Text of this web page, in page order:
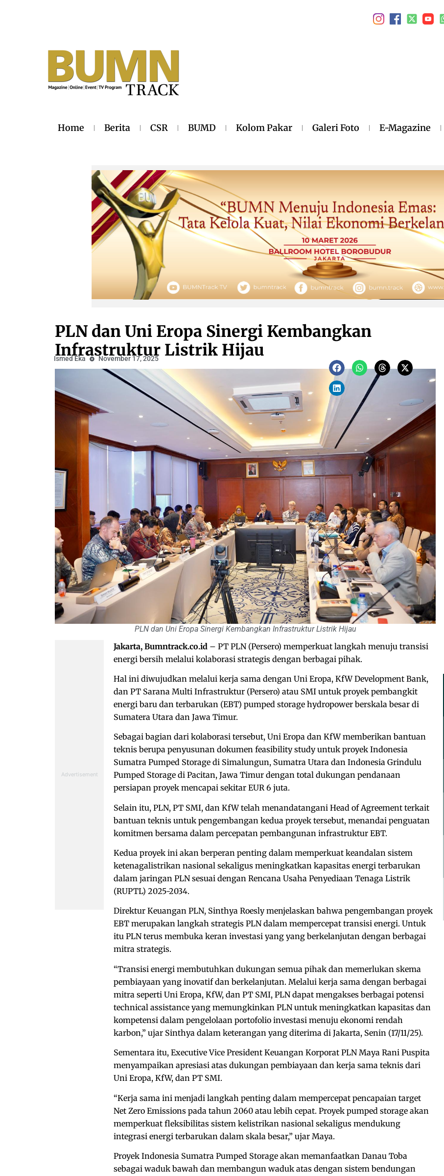
Home Berita CSR BUMD Kolom Pakar Galeri Foto E-Magazine
PLN dan Uni Eropa Sinergi Kembangkan
Infrastruktur Listrik Hijau
Ismed Eka November 17, 2025
PLN dan Uni Eropa Sinergi Kembangkan Infrastruktur Listrik Hijau
Jakarta, Bumntrack.co.id – PT PLN (Persero) memperkuat langkah menuju transisi
energi bersih melalui kolaborasi strategis dengan berbagai pihak.
Hal ini diwujudkan melalui kerja sama dengan Uni Eropa, KfW Development Bank,
dan PT Sarana Multi Infrastruktur (Persero) atau SMI untuk proyek pembangkit
energi baru dan terbarukan (EBT) pumped storage hydropower berskala besar di
Sumatera Utara dan Jawa Timur.
Sebagai bagian dari kolaborasi tersebut, Uni Eropa dan KfW memberikan bantuan
teknis berupa penyusunan dokumen feasibility study untuk proyek Indonesia
Sumatra Pumped Storage di Simalungun, Sumatra Utara dan Indonesia Grindulu
Pumped Storage di Pacitan, Jawa Timur dengan total dukungan pendanaan
persiapan proyek mencapai sekitar EUR 6 juta.
Selain itu, PLN, PT SMI, dan KfW telah menandatangani Head of Agreement terkait
bantuan teknis untuk pengembangan kedua proyek tersebut, menandai penguatan
komitmen bersama dalam percepatan pembangunan infrastruktur EBT.
Kedua proyek ini akan berperan penting dalam memperkuat keandalan sistem
ketenagalistrikan nasional sekaligus meningkatkan kapasitas energi terbarukan
dalam jaringan PLN sesuai dengan Rencana Usaha Penyediaan Tenaga Listrik
(RUPTL) 2025-2034.
Direktur Keuangan PLN, Sinthya Roesly menjelaskan bahwa pengembangan proyek
EBT merupakan langkah strategis PLN dalam mempercepat transisi energi. Untuk
itu PLN terus membuka keran investasi yang yang berkelanjutan dengan berbagai
mitra strategis.
“Transisi energi membutuhkan dukungan semua pihak dan memerlukan skema
pembiayaan yang inovatif dan berkelanjutan. Melalui kerja sama dengan berbagai
mitra seperti Uni Eropa, KfW, dan PT SMI, PLN dapat mengakses berbagai potensi
technical assistance yang memungkinkan PLN untuk meningkatkan kapasitas dan
kompetensi dalam pengelolaan portofolio investasi menuju ekonomi rendah
karbon,” ujar Sinthya dalam keterangan yang diterima di Jakarta, Senin (17/11/25).
Sementara itu, Executive Vice President Keuangan Korporat PLN Maya Rani Puspita
menyampaikan apresiasi atas dukungan pembiayaan dan kerja sama teknis dari
Uni Eropa, KfW, dan PT SMI.
“Kerja sama ini menjadi langkah penting dalam mempercepat pencapaian target
Net Zero Emissions pada tahun 2060 atau lebih cepat. Proyek pumped storage akan
memperkuat fleksibilitas sistem kelistrikan nasional sekaligus mendukung
integrasi energi terbarukan dalam skala besar,” ujar Maya.
Proyek Indonesia Sumatra Pumped Storage akan memanfaatkan Danau Toba
sebagai waduk bawah dan membangun waduk atas dengan sistem bendungan